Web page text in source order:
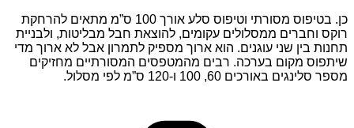
כן. בטיפוס מסורתי וטיפוס סלע אורך 100 ס”מ מתאים להרחקת
רוקס וחברים ממסלולים עקומים, להוצאת חבל מבליטות, ולבניית
תחנות בין שני עוגנים. הוא ארוך מספיק לתמרון אבל לא ארוך מדי
שיתפוס מקום בערכה. רבים מהמטפסים המסורתיים מחזיקים
מספר סלינגים באורכים 60, 100 ו-120 ס”מ לפי מסלול.